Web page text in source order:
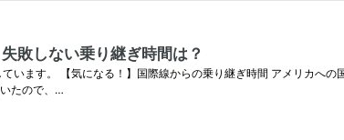
敗しない乗り継ぎ時間は？
ます。 【気になる！】国際線からの乗り継ぎ時間 アメリカへの
たので、…